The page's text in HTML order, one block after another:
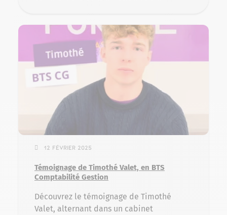
12 février 2025
Témoignage de Timothé Valet, en BTS
Comptabilité Gestion
Découvrez le témoignage de Timothé
Valet, alternant dans un cabinet